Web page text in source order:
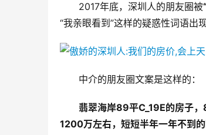
2017年底，深圳人的朋友圈被
“我亲眼看到”这样的疑惑性词语出
中介的朋友圈文案是这样的：
翡翠海岸89平C_19E的房子
1200万左右，短短半年一年不到